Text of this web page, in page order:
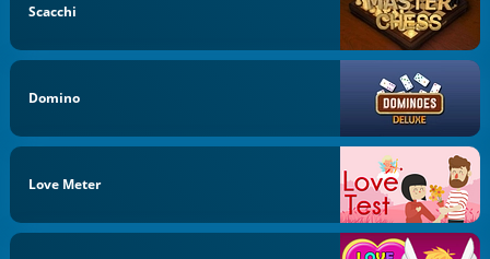
Scacchi
Domino
Love Meter